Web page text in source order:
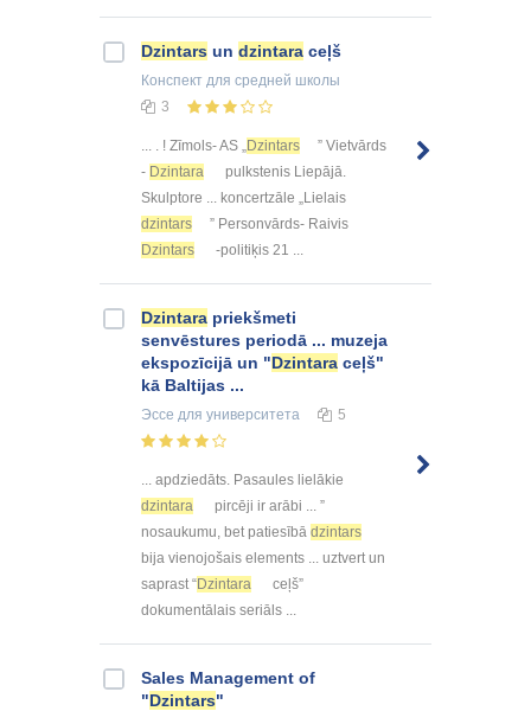
Dzintars un dzintara ceļš
Конспект для средней школы
3
... . ! Zīmols- AS „Dzintars
” Vietvārds
- Dzintara
pulkstenis Liepājā.
Skulptore ... koncertzāle „Lielais
dzintars
” Personvārds- Raivis
Dzintars
-politiķis 21 ...
Dzintara priekšmeti
senvēstures periodā ... muzeja
ekspozīcijā un "Dzintara ceļš"
kā Baltijas ...
Эссе для университета 5
... apdziedāts. Pasaules lielākie
dzintara
pircēji ir arābi ... ”
nosaukumu, bet patiesībā dzintars
bija vienojošais elements ... uztvert un
saprast “Dzintara
ceļš”
dokumentālais seriāls ...
Sales Management of
"Dzintars"